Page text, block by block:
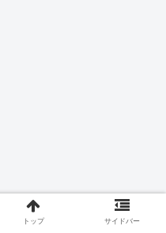
トップ サイドバー